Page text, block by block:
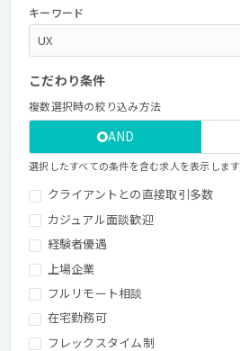
キーワード
こだわり条件
複数選択時の絞り込み方法
AND
選択したすべての条件を含む求人を表示します
クライアントとの直接取引多数
カジュアル面談歓迎
経験者優遇
上場企業
フルリモート相談
在宅勤務可
フレックスタイム制